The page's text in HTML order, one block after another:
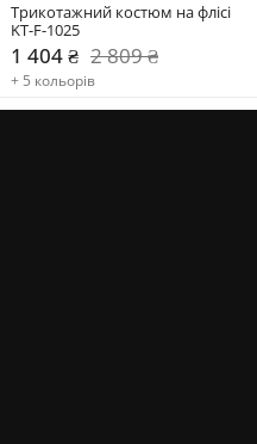
Трикотажний костюм на флісі
KT-F-1025
1 404 ₴ 2 809 ₴
+ 5 кольорів